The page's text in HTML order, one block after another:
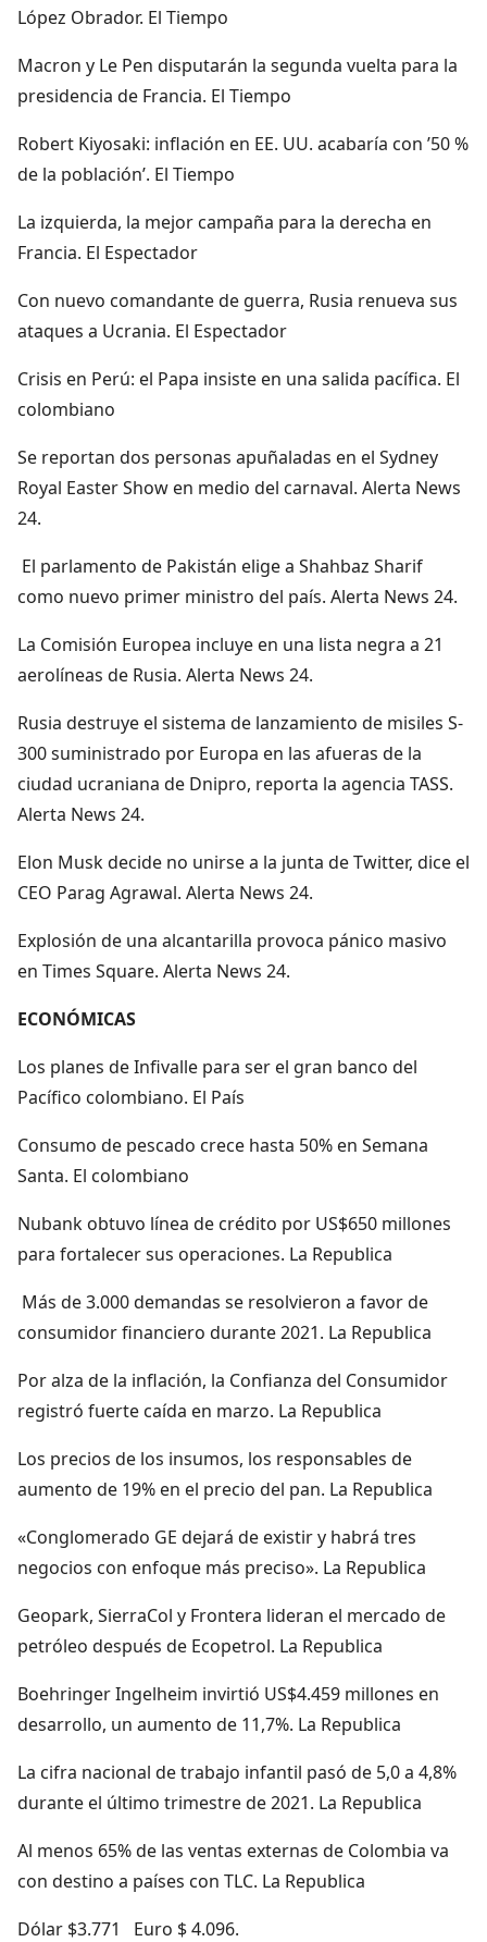
López Obrador. El Tiempo
Macron y Le Pen disputarán la segunda vuelta para la
presidencia de Francia. El Tiempo
Robert Kiyosaki: inflación en EE. UU. acabaría con ’50 %
de la población’. El Tiempo
La izquierda, la mejor campaña para la derecha en
Francia. El Espectador
Con nuevo comandante de guerra, Rusia renueva sus
ataques a Ucrania. El Espectador
Crisis en Perú: el Papa insiste en una salida pacífica. El
colombiano
Se reportan dos personas apuñaladas en el Sydney
Royal Easter Show en medio del carnaval. Alerta News
24.
El parlamento de Pakistán elige a Shahbaz Sharif
como nuevo primer ministro del país. Alerta News 24.
La Comisión Europea incluye en una lista negra a 21
aerolíneas de Rusia. Alerta News 24.
Rusia destruye el sistema de lanzamiento de misiles S-
300 suministrado por Europa en las afueras de la
ciudad ucraniana de Dnipro, reporta la agencia TASS.
Alerta News 24.
Elon Musk decide no unirse a la junta de Twitter, dice el
CEO Parag Agrawal. Alerta News 24.
Explosión de una alcantarilla provoca pánico masivo
en Times Square. Alerta News 24.
ECONÓMICAS
Los planes de Infivalle para ser el gran banco del
Pacífico colombiano. El País
Consumo de pescado crece hasta 50% en Semana
Santa. El colombiano
Nubank obtuvo línea de crédito por US$650 millones
para fortalecer sus operaciones. La Republica
Más de 3.000 demandas se resolvieron a favor de
consumidor financiero durante 2021. La Republica
Por alza de la inflación, la Confianza del Consumidor
registró fuerte caída en marzo. La Republica
Los precios de los insumos, los responsables de
aumento de 19% en el precio del pan. La Republica
«Conglomerado GE dejará de existir y habrá tres
negocios con enfoque más preciso». La Republica
Geopark, SierraCol y Frontera lideran el mercado de
petróleo después de Ecopetrol. La Republica
Boehringer Ingelheim invirtió US$4.459 millones en
desarrollo, un aumento de 11,7%. La Republica
La cifra nacional de trabajo infantil pasó de 5,0 a 4,8%
durante el último trimestre de 2021. La Republica
Al menos 65% de las ventas externas de Colombia va
con destino a países con TLC. La Republica
Dólar $3.771 Euro $ 4.096.